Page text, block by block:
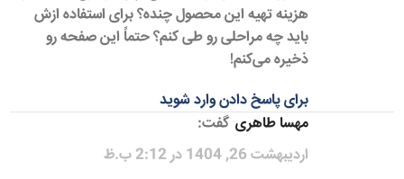
هزینه تهیه این محصول چنده؟ برای استفاده ازش
باید چه مراحلی رو طی کنم؟ حتماً این صفحه رو
ذخیره می‌کنم!
برای پاسخ دادن وارد شوید
مهسا طاهری گفت:
اردیبهشت 26, 1404 در 2:12 ب.ظ